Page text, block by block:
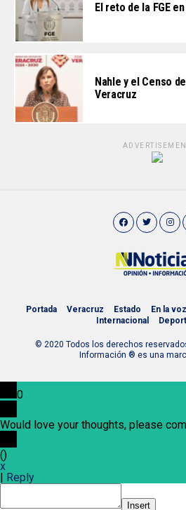
El reto de la FGE
Nahle y el Censo
Veracruz
Portada Veracruz Estado En la
Internacional
© 2020 Todos los derechos
Información ® es una
0
Would love your thoughts, please
()
x
Reply
Insert